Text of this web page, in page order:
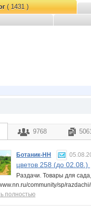
( 1431 )
9768
Ботаник-НН
цветов 258 (до 02.08.)
Раздачи. Товары для
community/sp/
полностью